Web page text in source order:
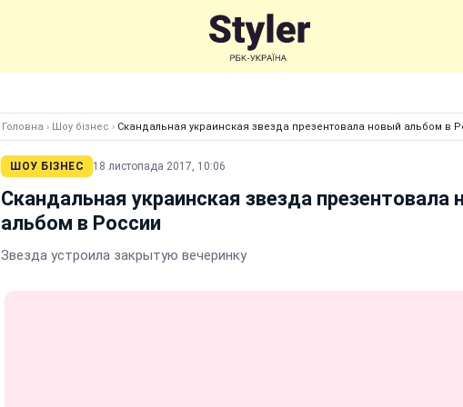
Головна › Шоу бізнес › Скандальная украинская звезда презентовала новый альбом в
ШОУ БІЗНЕС 18 листопада 2017, 10:06
Скандальная украинская звезда презентовала
альбом в России
Звезда устроила закрытую вечеринку